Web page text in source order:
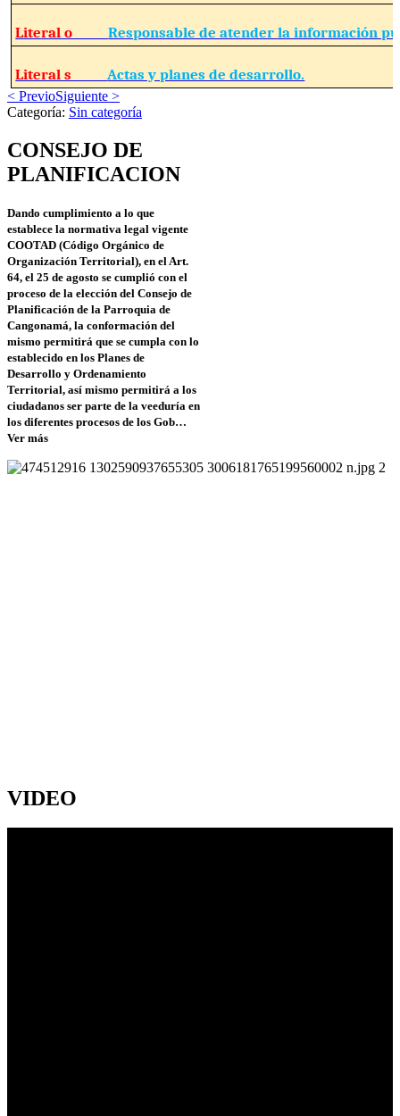
Literal oResponsable de atender la información
Literal s Actas y planes de desarrollo.
< PrevioSiguiente >
Categoría: Sin categoría
CONSEJO DE
PLANIFICACION
Dando cumplimiento a lo que
establece la normativa legal vigente
COOTAD (Código Orgánico de
Organización Territorial), en el Art.
64, el 25 de agosto se cumplió con el
proceso de la elección del Consejo de
Planificación de la Parroquia de
Cangonamá, la conformación del
mismo permitirá que se cumpla con lo
establecido en los Planes de
Desarrollo y Ordenamiento
Territorial, así mismo permitirá a los
ciudadanos ser parte de la veeduría en
los diferentes procesos de los Gob…
Ver más
VIDEO